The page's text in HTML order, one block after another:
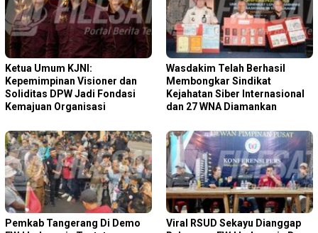
Ketua Umum KJNI:
Kepemimpinan Visioner dan
Soliditas DPW Jadi Fondasi
Kemajuan Organisasi
Wasdakim Telah Berhasil
Membongkar Sindikat
Kejahatan Siber Internasional
dan 27 WNA Diamankan
Pemkab Tangerang Di Demo
Viral RSUD Sekayu Dianggap